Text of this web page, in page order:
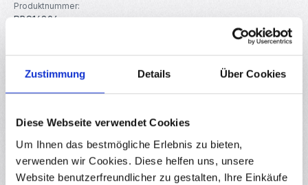
Zustimmung Details Über Cookies
Diese Webseite verwendet Cookies
Um Ihnen das bestmögliche Erlebnis zu bieten,
verwenden wir Cookies. Diese helfen uns, unsere
Website benutzerfreundlicher zu gestalten, Ihre Einkäufe
Produktnummer:
RBS16894
Hersteller:
MakerMind
Beschreibung
Dieser 5V LED-Strip mit 60 LEDs/m ist besonders einfach zu
installieren und kann mit einer beliebigen 5V USB-